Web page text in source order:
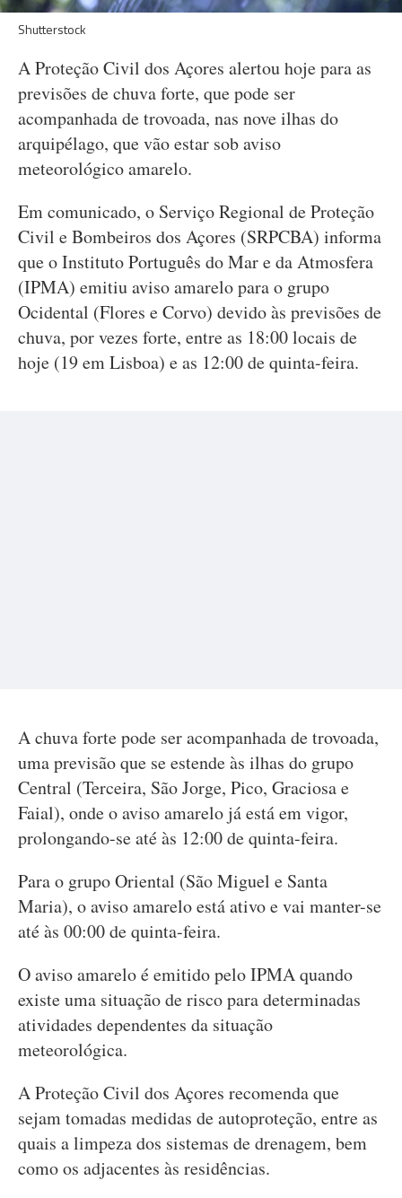
Shutterstock
A Proteção Civil dos Açores alertou hoje para as
previsões de chuva forte, que pode ser
acompanhada de trovoada, nas nove ilhas do
arquipélago, que vão estar sob aviso
meteorológico amarelo.
Em comunicado, o Serviço Regional de Proteção
Civil e Bombeiros dos Açores (SRPCBA) informa
que o Instituto Português do Mar e da Atmosfera
(IPMA) emitiu aviso amarelo para o grupo
Ocidental (Flores e Corvo) devido às previsões de
chuva, por vezes forte, entre as 18:00 locais de
hoje (19 em Lisboa) e as 12:00 de quinta-feira.
A chuva forte pode ser acompanhada de trovoada,
uma previsão que se estende às ilhas do grupo
Central (Terceira, São Jorge, Pico, Graciosa e
Faial), onde o aviso amarelo já está em vigor,
prolongando-se até às 12:00 de quinta-feira.
Para o grupo Oriental (São Miguel e Santa
Maria), o aviso amarelo está ativo e vai manter-se
até às 00:00 de quinta-feira.
O aviso amarelo é emitido pelo IPMA quando
existe uma situação de risco para determinadas
atividades dependentes da situação
meteorológica.
A Proteção Civil dos Açores recomenda que
sejam tomadas medidas de autoproteção, entre as
quais a limpeza dos sistemas de drenagem, bem
como os adjacentes às residências.